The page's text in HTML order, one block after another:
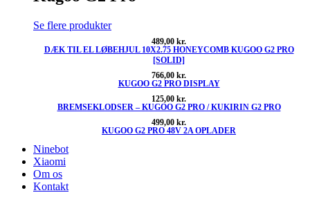
Se flere produkter
489,00 kr.
DÆK TIL EL LØBEHJUL 10X2.75 HONEYCOMB KUGOO G2 PRO
[SOLID]
766,00 kr.
KUGOO G2 PRO DISPLAY
125,00 kr.
BREMSEKLODSER – KUGOO G2 PRO / KUKIRIN G2 PRO
499,00 kr.
KUGOO G2 PRO 48V 2A OPLADER
Ninebot
Xiaomi
Om os
Kontakt